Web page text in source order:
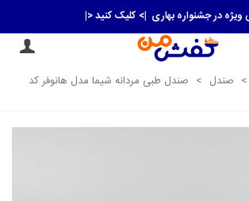
در جشنواره بهاری |> کلیک کنید <|
> صندل > صندل طبی مردانه شیما مدل هانوفر کد